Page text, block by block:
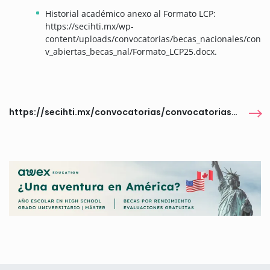
Historial académico anexo al Formato LCP:
https://secihti.mx/wp-
content/uploads/convocatorias/becas_nacionales/con
v_abiertas_becas_nal/Formato_LCP25.docx.
https://secihti.mx/convocatorias/convocatorias-becas-nacionales/convocatorias-abiertas-becas-nacionales/convocatoria-becas-nacionales-para-la-formacion-en-cp-secihti-2025/